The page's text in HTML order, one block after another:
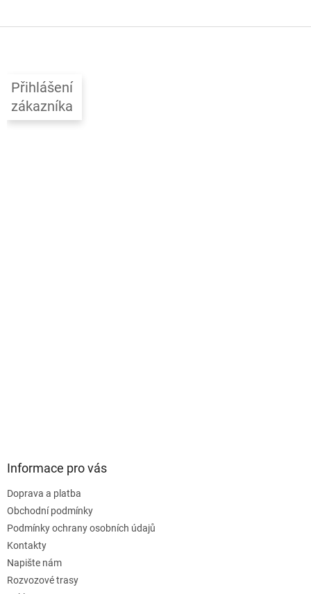
Přihlášení
zákazníka
Informace pro vás
Doprava a platba
Obchodní podmínky
Podmínky ochrany osobních údajů
Kontakty
Napište nám
Rozvozové trasy